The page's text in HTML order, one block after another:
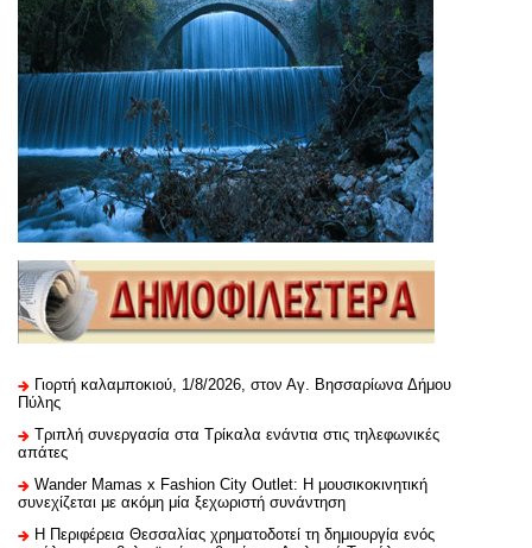
Γιορτή καλαμποκιού, 1/8/2026, στον Αγ. Βησσαρίωνα Δήμου
Πύλης
Τριπλή συνεργασία στα Τρίκαλα ενάντια στις τηλεφωνικές
απάτες
Wander Mamas x Fashion City Outlet: Η μουσικοκινητική
συνεχίζεται με ακόμη μία ξεχωριστή συνάντηση
H Περιφέρεια Θεσσαλίας χρηματοδοτεί τη δημιουργία ενός